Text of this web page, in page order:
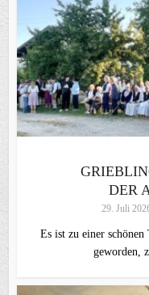
DER
29. Juli
Es ist zu einer
geworden,